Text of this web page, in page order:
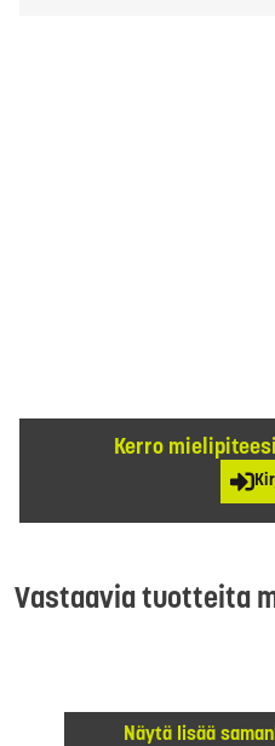
Kerro
Vastaavia tuotteita
Näytä lisää